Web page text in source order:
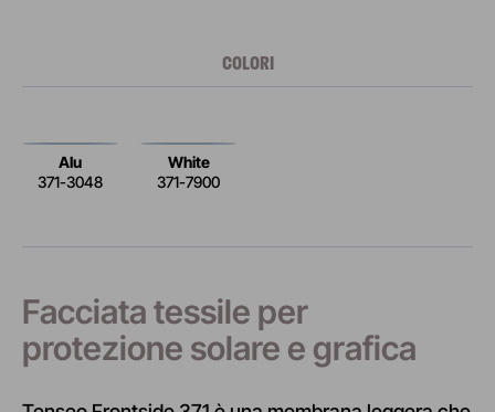
COLORI
Alu
371-3048
White
371-7900
Facciata tessile per
protezione solare e grafica